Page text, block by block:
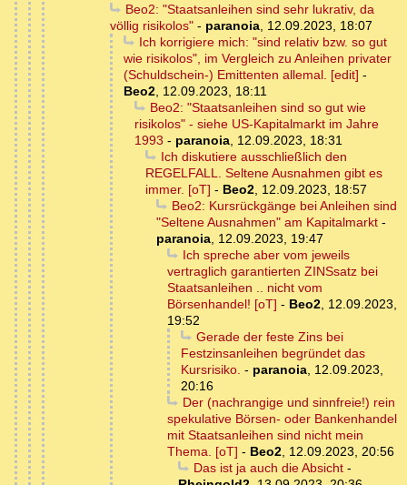
Beo2: "Staatsanleihen sind sehr lukrativ, da
völlig risikolos" - paranoia, 12.09.2023, 18:07
Ich korrigiere mich: "sind relativ bzw. so gut
wie risikolos", im Vergleich zu Anleihen privater
(Schuldschein-) Emittenten allemal. [edit] -
Beo2, 12.09.2023, 18:11
Beo2: "Staatsanleihen sind so gut wie
risikolos" - siehe US-Kapitalmarkt im Jahre
1993 - paranoia, 12.09.2023, 18:31
Ich diskutiere ausschließlich den
REGELFALL. Seltene Ausnahmen gibt es
immer. [oT] - Beo2, 12.09.2023, 18:57
Beo2: Kursrückgänge bei Anleihen sind
"Seltene Ausnahmen" am Kapitalmarkt -
paranoia, 12.09.2023, 19:47
Ich spreche aber vom jeweils
vertraglich garantierten ZINSsatz bei
Staatsanleihen .. nicht vom
Börsenhandel! [oT] - Beo2, 12.09.2023,
19:52
Gerade der feste Zins bei
Festzinsanleihen begründet das
Kursrisiko. - paranoia, 12.09.2023,
20:16
Der (nachrangige und sinnfreie!) rein
spekulative Börsen- oder Bankenhandel
mit Staatsanleihen sind nicht mein
Thema. [oT] - Beo2, 12.09.2023, 20:56
Das ist ja auch die Absicht-